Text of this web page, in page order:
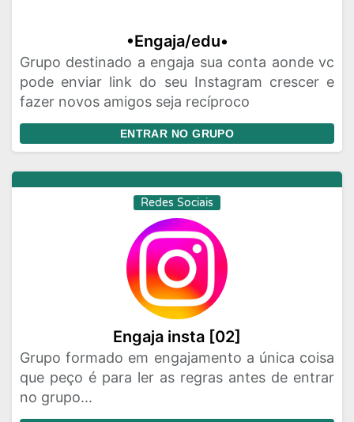
•Engaja/edu•
Grupo destinado a engaja sua conta aonde vc
pode enviar link do seu Instagram crescer e
fazer novos amigos seja recíproco
ENTRAR NO GRUPO
Redes Sociais
Engaja insta [02]
Grupo formado em engajamento a única coisa
que peço é para ler as regras antes de entrar
no grupo...